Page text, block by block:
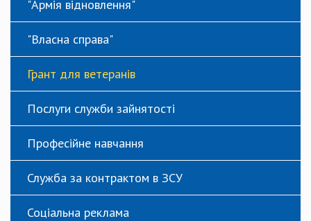
"Армія відновлення"
"Власна справа"
Грант для ветеранів
Послуги служби зайнятості
Професійне навчання
Служба за контрактом в ЗСУ
Соціальна реклама